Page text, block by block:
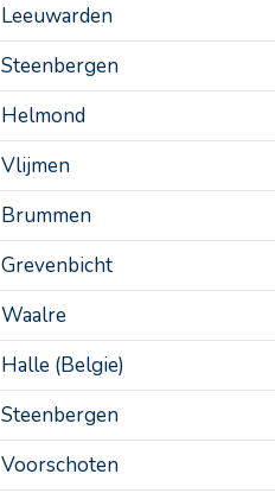
Leeuwarden
Steenbergen
Helmond
Vlijmen
Brummen
Grevenbicht
Waalre
Halle (Belgie)
Steenbergen
Voorschoten